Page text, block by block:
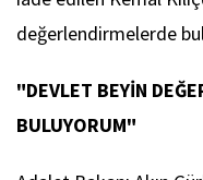
değerlendirmelerde
"DEVLET BEYİN
BULUYORUM"